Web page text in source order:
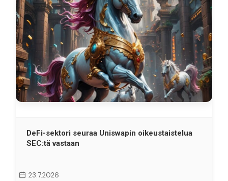
DeFi-sektori seuraa Uniswapin oikeustaistelua
SEC:tä vastaan
23.7.2026